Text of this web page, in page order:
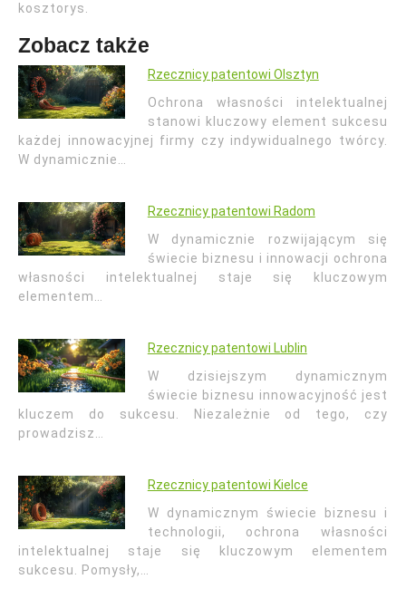
kosztorys.
Zobacz także
Rzecznicy patentowi Olsztyn
Ochrona własności intelektualnej
stanowi kluczowy element sukcesu
każdej innowacyjnej firmy czy indywidualnego twórcy.
W dynamicznie…
Rzecznicy patentowi Radom
W dynamicznie rozwijającym się
świecie biznesu i innowacji ochrona
własności intelektualnej staje się kluczowym
elementem…
Rzecznicy patentowi Lublin
W dzisiejszym dynamicznym
świecie biznesu innowacyjność jest
kluczem do sukcesu. Niezależnie od tego, czy
prowadzisz…
Rzecznicy patentowi Kielce
W dynamicznym świecie biznesu i
technologii, ochrona własności
intelektualnej staje się kluczowym elementem
sukcesu. Pomysły,…